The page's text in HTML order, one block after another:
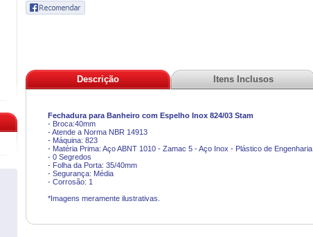
Descrição Itens Inclusos
Fechadura para Banheiro com Espelho Inox 824/03 Stam
- Broca:40mm
- Atende a Norma NBR 14913
- Máquina: 823
- Matéria Prima: Aço ABNT 1010 - Zamac 5 - Aço Inox - Plástico de Engenharia
- 0 Segredos
- Folha da Porta: 35/40mm
- Segurança: Média
- Corrosão: 1
*Imagens meramente ilustrativas.